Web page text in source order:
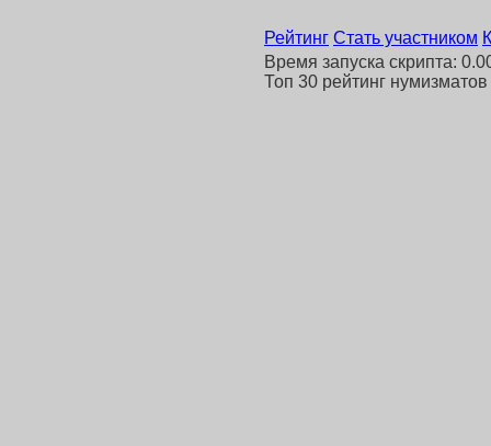
Рейтинг Стать участником
Время запуска скрипта:
Топ 30 рейтинг